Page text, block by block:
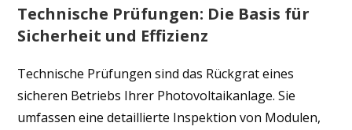
Technische Prüfungen: Die Basis für
Sicherheit und Effizienz
Technische Prüfungen sind das Rückgrat eines
sicheren Betriebs Ihrer Photovoltaikanlage. Sie
umfassen eine detaillierte Inspektion von Modulen,